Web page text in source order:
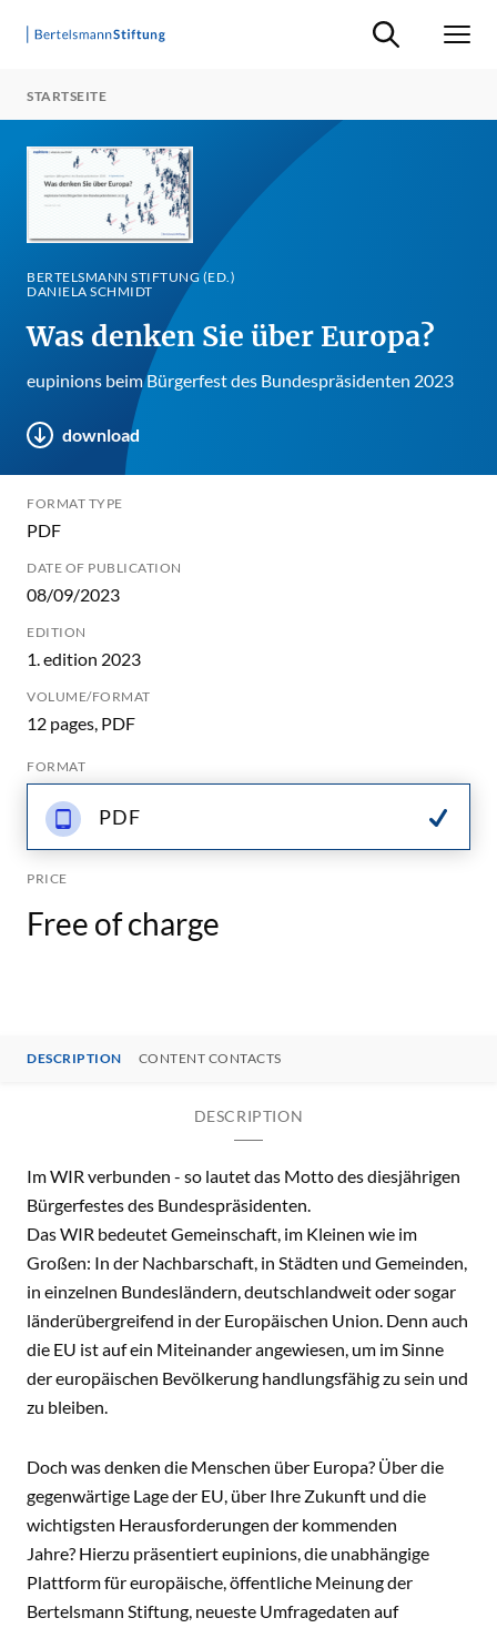
Suche ein-/
STARTSEITE
BERTELSMANN STIFTUNG (ED.)
DANIELA SCHMIDT
Was denken Sie über Europa?
eupinions beim Bürgerfest des Bundespräsidenten 2023
download
FORMAT TYPE
PDF
DATE OF PUBLICATION
08/09/2023
EDITION
1. edition 2023
VOLUME/FORMAT
12 pages, PDF
FORMAT
PDF
PRICE
Free of charge
DESCRIPTION CONTENT CONTACTS
DESCRIPTION
Im WIR verbunden - so lautet das Motto des diesjährigen
Bürgerfestes des Bundespräsidenten.
Das WIR bedeutet Gemeinschaft, im Kleinen wie im
Großen: In der Nachbarschaft, in Städten und Gemeinden,
in einzelnen Bundesländern, deutschlandweit oder sogar
länderübergreifend in der Europäischen Union. Denn auch
die EU ist auf ein Miteinander angewiesen, um im Sinne
der europäischen Bevölkerung handlungsfähig zu sein und
zu bleiben.
Doch was denken die Menschen über Europa? Über die
gegenwärtige Lage der EU, über Ihre Zukunft und die
wichtigsten Herausforderungen der kommenden
Jahre? Hierzu präsentiert eupinions, die unabhängige
Plattform für europäische, öffentliche Meinung der
Bertelsmann Stiftung, neueste Umfragedaten auf